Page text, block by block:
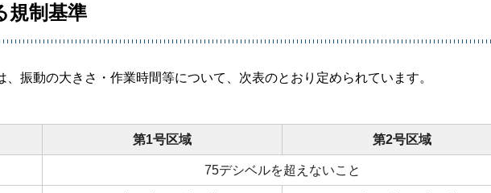
規制基準
振動の大きさ・作業時間等について、次表のとおり定められています。
第1号区域 第2号区域
75デシベルを超えないこと